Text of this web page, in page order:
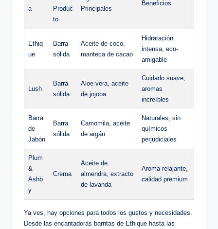
a
Produc
to
Principales
Beneficios
Ethiq
ue
Barra
sólida
Aceite de coco,
manteca de cacao
Hidratación
intensa, eco-
amigable
Lush
Barra
sólida
Aloe vera, aceite
de jojoba
Cuidado suave,
aromas
increíbles
Barra
de
Jabón
Barra
sólida
Camomila, aceite
de argán
Naturales, sin
químicos
perjudiciales
Plum
&
Ashb
y
Crema
Aceite de
almendra, extracto
de lavanda
Aroma relajante,
calidad premium
Ya ves, hay opciones para todos los gustos y necesidades.
Desde las encantadoras barritas de Ethique hasta las